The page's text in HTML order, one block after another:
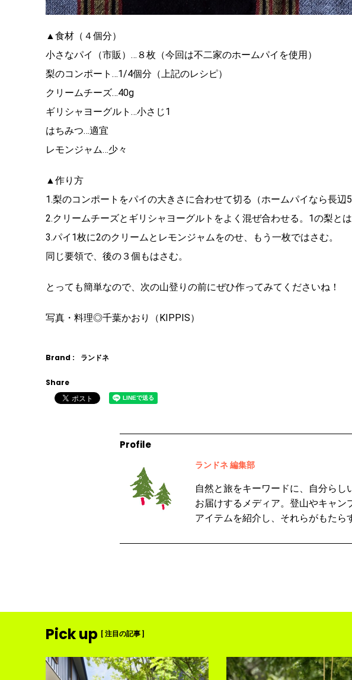
▲食材（４個分）
小さなパイ（市販）…８枚（今回は不二家のホームパイを使用）
梨のコンポート…1/4個分（上記のレシピ）
クリームチーズ…40g
ギリシャヨーグルト…小さじ1
はちみつ…適宜
レモンジャム…少々
▲作り方
1.梨のコンポートをパイの大きさに合わせて切る（ホームパイなら長辺
2.クリームチーズとギリシャヨーグルトをよく混ぜ合わせる。1の梨と
3.パイ1枚に2のクリームとレモンジャムをのせ、もう一枚ではさむ。
同じ要領で、後の３個もはさむ。
とっても簡単なので、次の山登りの前にぜひ作ってみてくださいね！
写真・料理◎千葉かおり（KIPPIS）
Brand : ランドネ
Share
Profile
ランドネ 編集部
自然と旅をキーワードに、自分らし
お届けするメディア。登山やキャン
アイテムを紹介し、それらがもたら
Pick up [ 注目の記事 ]